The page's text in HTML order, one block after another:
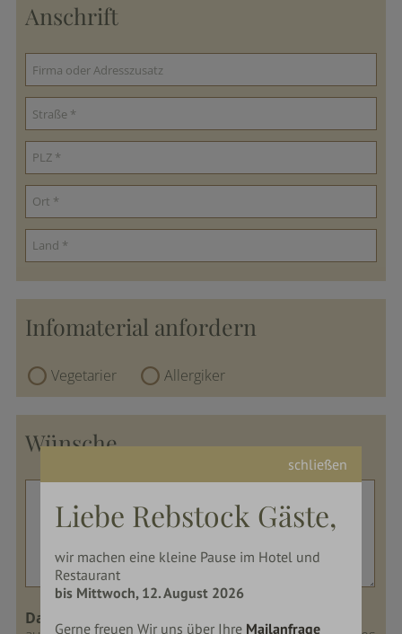
schließen
Liebe Rebstock Gäste,
wir machen eine kleine Pause im Hotel und
Restaurant
bis Mittwoch, 12. August 2026
Gerne freuen Wir uns über Ihre Mailanfrage
Anschrift
Infomaterial anfordern
Vegetarier Allergiker
Wünsche
Datenschutz: